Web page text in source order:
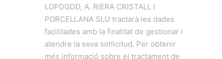
LOPDGDD, A. RIERA CRISTALL I
PORCELLANA SLU tractarà les dades
facilitades amb la finalitat de gestionar i
atendre la seva sol·licitud. Per obtenir
més informació sobre el tractament de